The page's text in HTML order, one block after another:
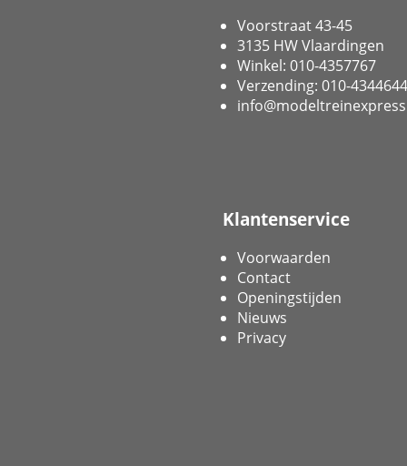
Voorstraat 43-45
3135 HW Vlaardingen
Winkel: 010-4357767
Verzending: 010-4344644
Klantenservice
Voorwaarden
Contact
Openingstijden
Nieuws
Privacy